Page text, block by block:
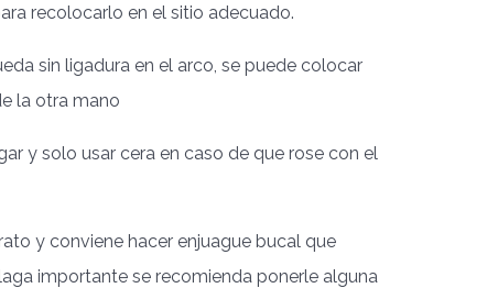
recolocarlo en el sitio adecuado.
sin ligadura en el arco, se puede colocar
la otra mano
y solo usar cera en caso de que rose con el
y conviene hacer enjuague bucal que
importante se recomienda ponerle alguna